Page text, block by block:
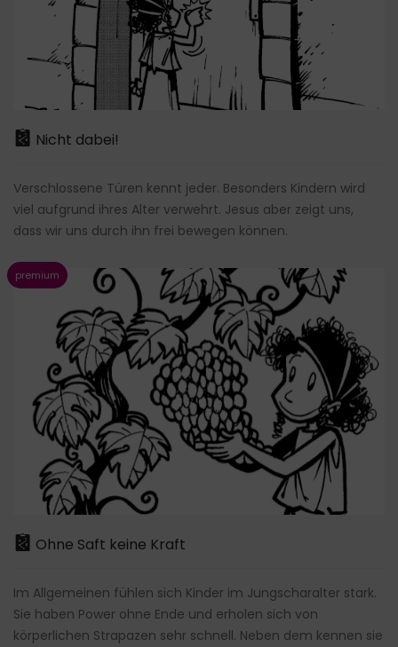
Nicht dabei!
Verschlossene Türen kennt jeder. Besonders Kindern wird
viel aufgrund ihres Alter verwehrt. Jesus aber zeigt uns,
dass wir uns durch ihn frei bewegen können.
Ohne Saft keine Kraft
Im Allgemeinen fühlen sich Kinder im Jungscharalter stark.
Sie haben Power ohne Ende und erholen sich von
körperlichen Strapazen sehr schnell. Neben dem kennen sie